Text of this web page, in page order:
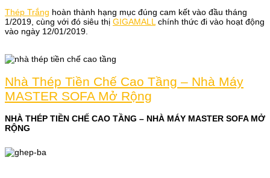
Thép Trắng hoàn thành hạng mục đúng cam kết vào đầu tháng
1/2019, cùng với đó siêu thị GIGAMALLchính thức đi vào hoạt động
vào ngày 12/01/2019.
Nhà Thép Tiền Chế Cao Tầng – Nhà Máy
MASTER SOFA Mở Rộng
NHÀ THÉP TIỀN CHẾ CAO TẦNG – NHÀ MÁY MASTER SOFA MỞ
RỘNG